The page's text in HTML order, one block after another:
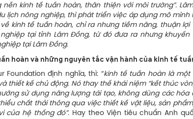
nền kinh tế tuần hoàn, thân thiện với môi trường”.
lịch nông nghiệp, thì phát triển việc áp dụng mô
kinh tế tuần hoàn, chỉ ra nhưng tiềm năng, thuận
tại tỉnh Lâm Đồng, từ đó đưa ra nhưng
tại Lâm Đồng.
hoàn và những nguyên tắc vận hành của kinh tế
Foundation định nghĩa, thì: “kinh tế tuần hoàn là
thiết kế chủ động. Nó thay thế khái niệm “kết thúc
sử dụng năng lượng tái tạo, không dùng các
chất thải thông qua việc thiết kế vật liệu, sản
của hệ thống đó”. Hay theo Viện tiêu chuẩn Anh